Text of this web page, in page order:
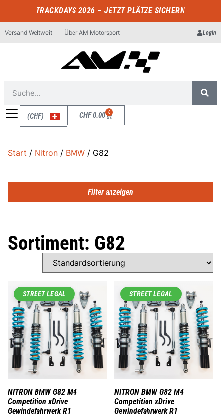
TRACKDAYS 2026 – JETZT PLÄTZE SICHERN
Versand Weltweit Über AM Motorsport Login
(CHF) CHF0.00 0
Start / Nitron / BMW / G82
Filter anzeigen
Sortiment: G82
STREET LEGAL
NITRON BMW G82 M4
Competition xDrive
Gewindefahrwerk R1
STREET LEGAL
NITRON BMW G82 M4
Competition xDrive
Gewindefahrwerk R1